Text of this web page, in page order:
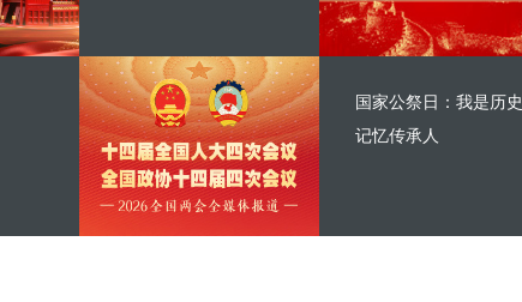
国家公祭日：我是历史
记忆传承人